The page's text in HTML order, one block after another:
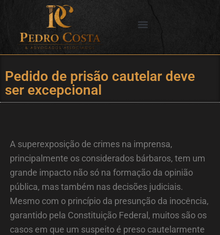
conteúdo
Pedido de prisão cautelar deve
ser excepcional
A superexposição de crimes na imprensa,
principalmente os considerados bárbaros, tem um
grande impacto não só na formação da opinião
pública, mas também nas decisões judiciais.
Mesmo com o princípio da presunção da inocência,
garantido pela Constituição Federal, muitos são os
casos em que um suspeito é preso cautelarmente